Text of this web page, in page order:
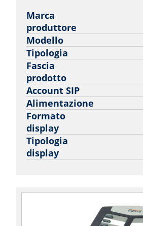
Marca
produttore
Modello
Tipologia
Fascia
prodotto
Account SIP
Alimentazione
Formato
display
Tipologia
display